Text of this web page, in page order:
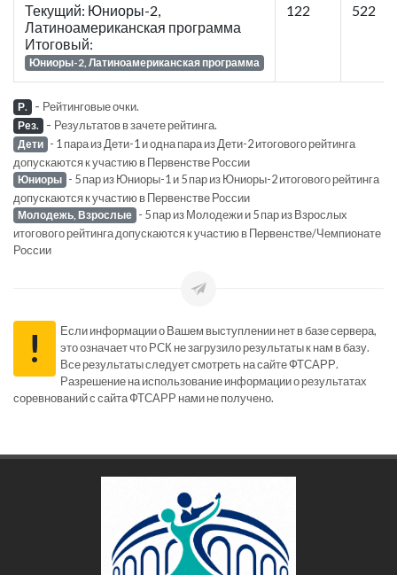
Текущий: Юниоры-2,
Латиноамериканская программа
Итоговый:
Юниоры-2, Латиноамериканская программа
122 522
Р. - Рейтинговые очки.
Рез. - Результатов в зачете рейтинга.
Дети - 1 пара из Дети-1 и одна пара из Дети-2 итогового рейтинга
допускаются к участию в Первенстве России
Юниоры - 5 пар из Юниоры-1 и 5 пар из Юниоры-2 итогового рейтинга
допускаются к участию в Первенстве России
Молодежь, Взрослые - 5 пар из Молодежи и 5 пар из Взрослых
итогового рейтинга допускаются к участию в Первенстве/Чемпионате
России
!
Если информации о Вашем выступлении нет в базе сервера,
это означает что РСК не загрузило результаты к нам в базу.
Все результаты следует смотреть на сайте ФТСАРР.
Разрешение на использование информации о результатах
соревнований с сайта ФТСАРР нами не получено.